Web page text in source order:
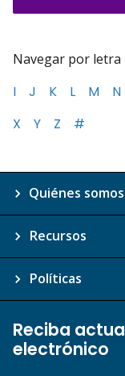
Navegar por letra
I
J K L M N
X
Y Z #
Quiénes somos
Recursos
Políticas
Reciba
electrónico